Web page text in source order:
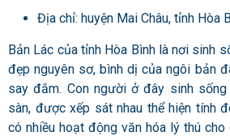
Địa chỉ: huyện Mai Châu, tỉnh Hòa
Bản Lác của tỉnh Hòa Bình là nơi sinh
đẹp nguyên sơ, bình dị của ngôi bản
say đắm. Con người ở đây sinh
sàn, được xếp sát nhau thể hiện tính
có nhiều hoạt động văn hóa lý thú cho